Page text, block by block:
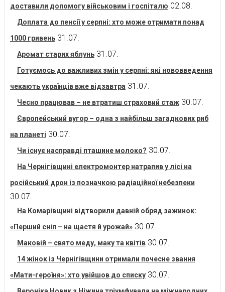
доставили допомогу військовим і госпіталю 02.08.
Доплата до пенсії у серпні: хто може отримати понад
1000 гривень 31.07.
Аромат старих яблунь 31.07.
Готуємось до важливих змін у серпні: які нововведення
чекають українців вже відзавтра 31.07.
Чесно працював – не втратиш страховий стаж 30.07.
Європейський вугор – одна з найбільш загадкових риб
на планеті 30.07.
Чи існує насправді пташине молоко? 30.07.
На Чернігівщині електромонтер натрапив у лісі на
російський дрон із позначкою радіаційної небезпеки
30.07.
На Комарівщині відтворили давній обряд зажинок:
«Перший сніп – на щастя й урожай» 30.07.
Маковій – свято меду, маку та квітів 30.07.
14 жінок із Чернігівщини отримали почесне звання
«Мати-героїня»: хто увійшов до списку 30.07.